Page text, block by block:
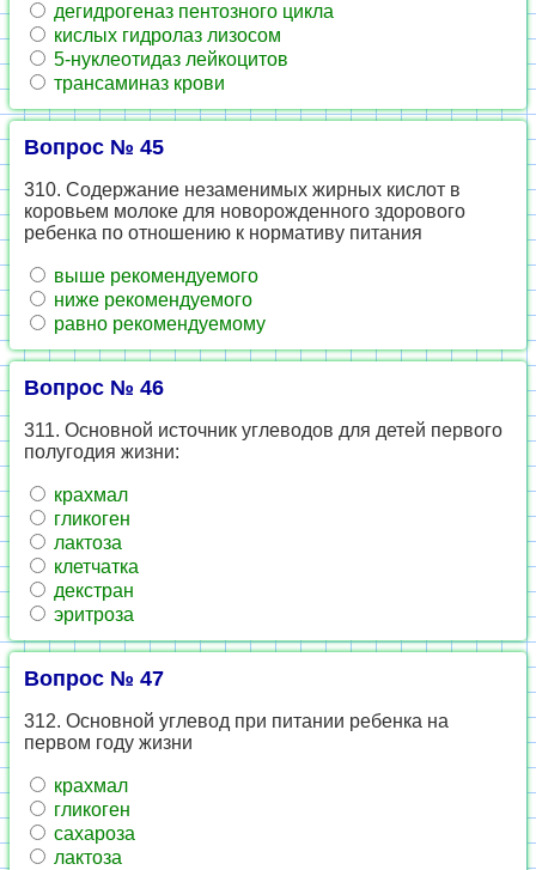
дегидрогеназ пентозного цикла
кислых гидролаз лизосом
5-нуклеотидаз лейкоцитов
трансаминаз крови
Вопрос № 45
310. Содержание незаменимых жирных кислот в
коровьем молоке для новорожденного здорового
ребенка по отношению к нормативу питания
выше рекомендуемого
ниже рекомендуемого
равно рекомендуемому
Вопрос № 46
311. Основной источник углеводов для детей первого
полугодия жизни:
крахмал
гликоген
лактоза
клетчатка
декстран
эритроза
Вопрос № 47
312. Основной углевод при питании ребенка на
первом году жизни
крахмал
гликоген
сахароза
лактоза